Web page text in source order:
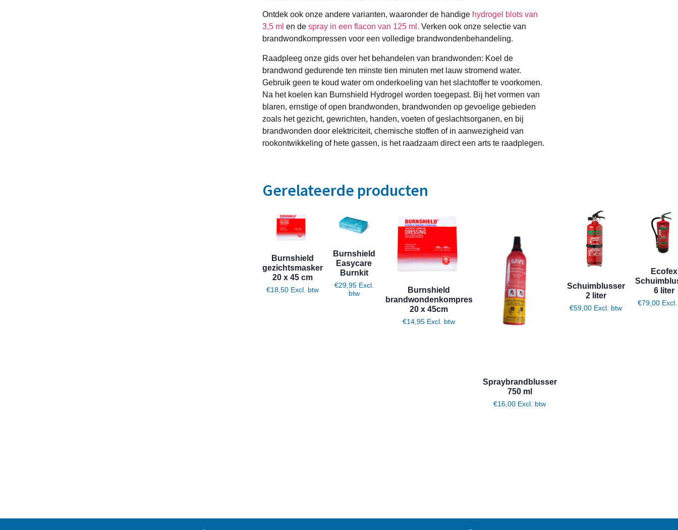
Ontdek ook onze andere varianten, waaronder de handige hydrogel blots van
3,5 ml en de spray in een flacon van 125 ml. Verken ook onze selectie van
brandwondkompressen voor een volledige brandwondenbehandeling.
Raadpleeg onze gids over het behandelen van brandwonden: Koel de
brandwond gedurende ten minste tien minuten met lauw stromend water.
Gebruik geen te koud water om onderkoeling van het slachtoffer te voorkomen.
Na het koelen kan Burnshield Hydrogel worden toegepast. Bij het vormen van
blaren, ernstige of open brandwonden, brandwonden op gevoelige gebieden
zoals het gezicht, gewrichten, handen, voeten of geslachtsorganen, en bij
brandwonden door elektriciteit, chemische stoffen of in aanwezigheid van
rookontwikkeling of hete gassen, is het raadzaam direct een arts te raadplegen.
Gerelateerde producten
Burnshield
gezichtsmasker
20 x 45 cm
€18,50Excl. btw
Burnshield
Easycare
Burnkit
€29,95Excl.
btw
Burnshield
brandwondenkompres
20 x 45cm
€14,95 Excl. btw
Spraybrandblusser
750 ml
€16,00 Excl. btw
Schuimblusser
2 liter
€59,00 Excl. btw
Ecofex
6 liter
€79,00